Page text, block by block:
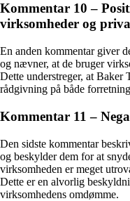
Kommentar 10 –
virksomheder og
En anden kommentar giver
og nævner, at de bruger
Dette understreger, at Baker
rådgivning på både
Kommentar 11 –
Den sidste kommentar
og beskylder dem for at
virksomheden er meget
Dette er en alvorlig
virksomhedens omdømme.